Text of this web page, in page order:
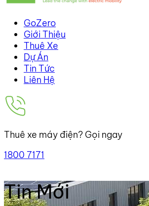
GoZero
Giới Thiệu
Thuê Xe
Dự Án
Tin Tức
Liên Hệ
Thuê xe máy điện? Gọi ngay
1800 7171
Tin Mới